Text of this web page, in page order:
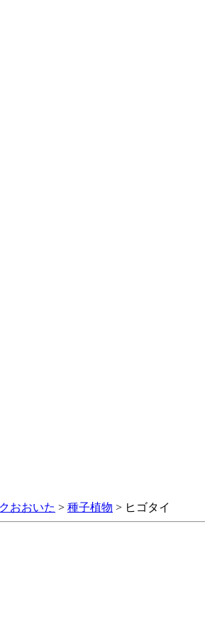
おおいた > 種子植物 > ヒゴタイ